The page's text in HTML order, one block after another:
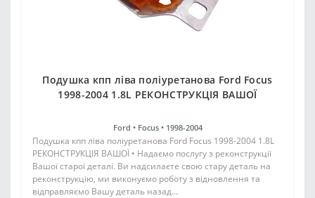
Подушка кпп ліва поліуретанова Ford Focus
1998-2004 1.8L РЕКОНСТРУКЦІЯ ВАШОЇ
Ford • Focus • 1998-2004
Подушка кпп ліва поліуретанова Ford Focus 1998-2004 1.8L
РЕКОНСТРУКЦІЯ ВАШОЇ • Надаємо послугу з реконструкції
Вашої старої деталі. Ви надсилаєте свою стару деталь на
реконструкцію, ми виконуємо роботу з відновлення та
відправляємо Вашу деталь назад...